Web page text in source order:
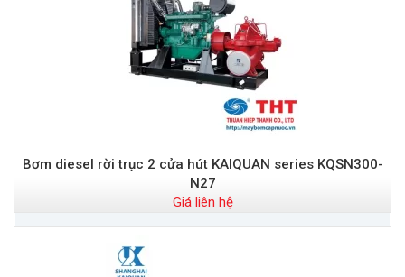
Bơm diesel rời trục 2 cửa hút KAIQUAN series KQSN300-
N27
Giá liên hệ